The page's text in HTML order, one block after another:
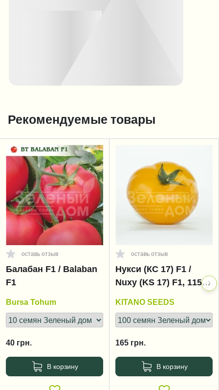
Рекомендуемые товары
оставь отзыв
Балабан F1 / Balaban
F1
Bursa Tohum
40 грн.
В корзину
оставь отзыв
Нукси (КС 17) F1 /
Nuxy (KS 17) F1, 115-
KITANO SEEDS
165 грн.
В корзину